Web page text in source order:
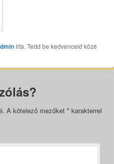
írta. Tedd be kedvenceid közé
A kötelező mezőket * karakterrel